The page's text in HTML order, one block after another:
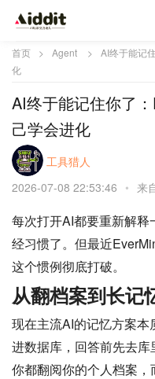
首页 > Agent >
AI终于能记
化
AI终于能记住你了
己学会进化
工具猎人
2026-07-08 22:53:46 • 来
每次打开AI都要重新解
经习惯了。但最近
这个惯例彻底打破。
从翻档案到长记
现在主流AI的记忆方案
进数据库，回答前先去
你都翻阅你的个人档案，